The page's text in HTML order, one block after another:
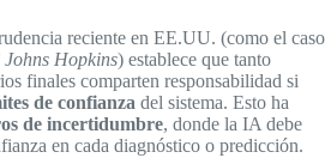
reciente en EE.UU. (como el caso
Hopkins) establece que tanto
finales comparten responsabilidad si
de confianza del sistema. Esto ha
de incertidumbre, donde la IA debe
en cada diagnóstico o predicción.